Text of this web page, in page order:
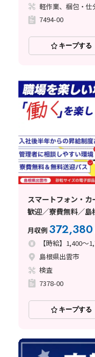
7494-00
キープする
スマートフォン・
歓迎／寮費無料／島
月収例 372,380
【時給】1,400～
島根県出雲市
検査
7378-00
キープする